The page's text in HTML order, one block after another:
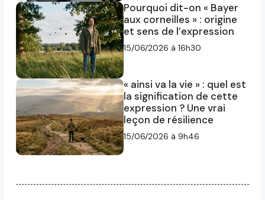
Pourquoi dit-on « Bayer
aux corneilles » : origine
et sens de l’expression
15/06/2026 à 16h30
« ainsi va la vie » : quel est
la signification de cette
expression ? Une vrai
leçon de résilience
15/06/2026 à 9h46